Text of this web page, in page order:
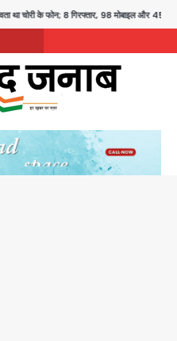
और 450 पार्ट्स बरामद Dankaur